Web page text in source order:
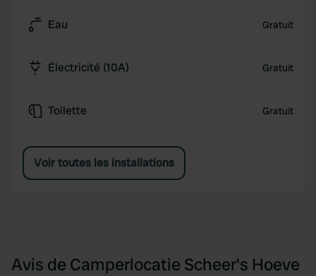
Eau Gratuit
Électricité (10A) Gratuit
Toilette Gratuit
Voir toutes les installations
Avis de Camperlocatie Scheer's Hoeve